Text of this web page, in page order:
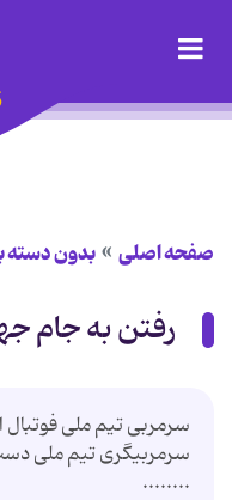
صفحه اصلی بدون دسته
رفتن به جام
سرمربی تیم ملی فوتبال
سرمربیگری تیم ملی
........